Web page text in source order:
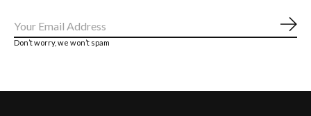
Don’t worry, we won’t spam